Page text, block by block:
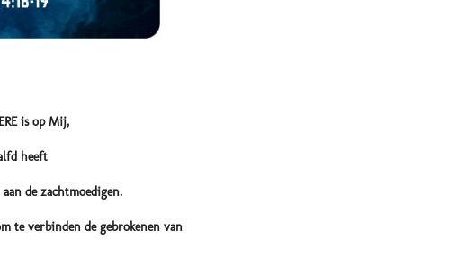
is op Mij,
heeft
de zachtmoedigen.
de gebrokenen van